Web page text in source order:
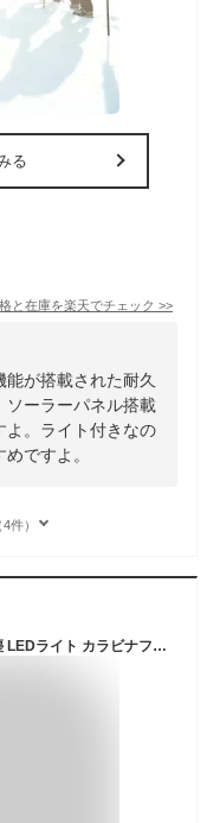
る
と在庫を楽天でチェック >>
が搭載された耐久
ソーラーパネル搭載
よ。ライト付きなの
ですよ。
件）
LAZOS モバイルバッテリーPD対応 防水防塵 LEDライト カラビナフック付 グレイ 10000mAh l-wpmb10-gr